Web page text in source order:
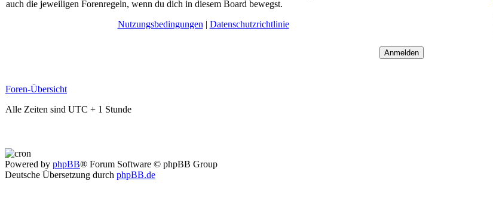
auch die jeweiligen Forenregeln, wenn du dich in diesem Board bewegst.
Nutzungsbedingungen | Datenschutzrichtlinie
Foren-Übersicht
Alle Zeiten sind UTC + 1 Stunde
Powered by phpBB® Forum Software © phpBB Group
Deutsche Übersetzung durch phpBB.de